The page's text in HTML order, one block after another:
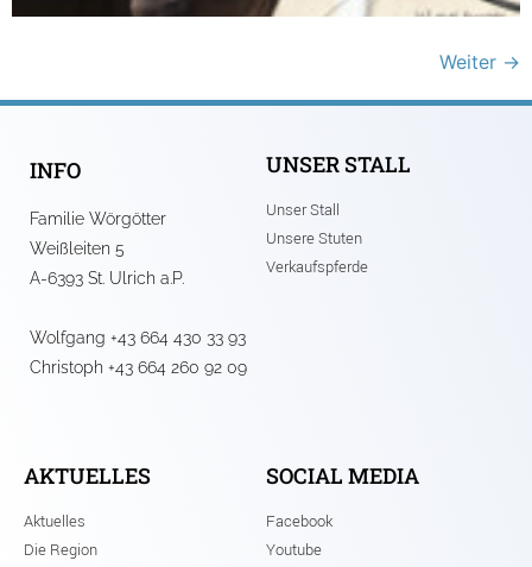
Weiter →
INFO
Familie Wörgötter
Weißleiten 5
A-6393 St. Ulrich a.P.
Wolfgang +43 664 430 33 93
Christoph +43 664 260 92 09
UNSER STALL
Unser Stall
Unsere Stuten
Verkaufspferde
AKTUELLES
Aktuelles
Die Region
SOCIAL MEDIA
Facebook
Youtube